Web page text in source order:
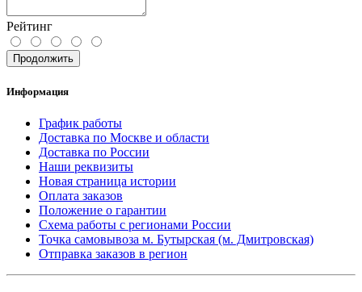
Рейтинг
Продолжить
Информация
График работы
Доставка по Москве и области
Доставка по России
Наши реквизиты
Новая страница истории
Оплата заказов
Положение о гарантии
Схема работы с регионами России
Точка самовывоза м. Бутырская (м. Дмитровская)
Отправка заказов в регион